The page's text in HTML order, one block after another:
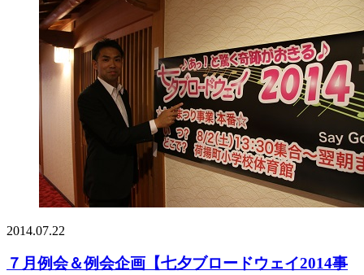
2014.07.22
７月例会＆例会企画【七夕ブロードウェイ2014事